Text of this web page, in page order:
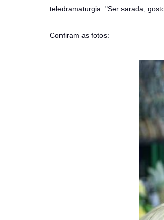
teledramaturgia. "Ser sarada,
Confiram as fotos: